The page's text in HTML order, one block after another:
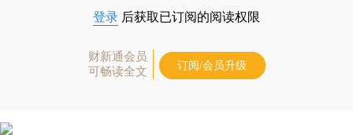
登录 后获取已订阅的阅读权限
财新通会员
可畅读全文
订阅/会员升级